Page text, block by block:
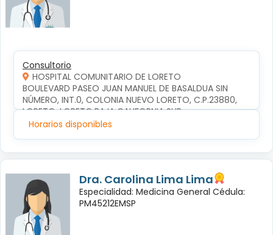
Consultorio
HOSPITAL COMUNITARIO DE LORETO
BOULEVARD PASEO JUAN MANUEL DE BASALDUA SIN
NÚMERO, INT.0, COLONIA NUEVO LORETO, C.P.23880,
LORETO, LORETO,BAJA CALIFORNIA SUR
Horarios disponibles
Dra. Carolina Lima Lima
Especialidad: Medicina General Cédula:
PM45212EMSP